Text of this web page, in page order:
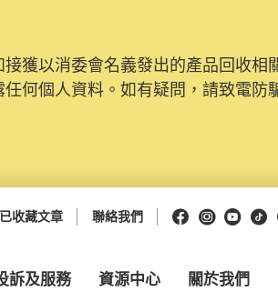
獲以消委會名義發出的產品回收相
何個人資料。如有疑問，請致電防
已收藏文章 聯絡我們 Facebook
訴及服務 資源中心 關於我們